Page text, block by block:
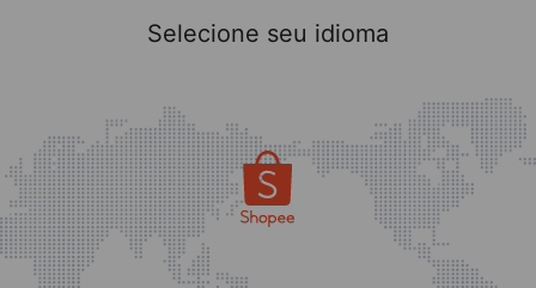
Selecione seu idioma